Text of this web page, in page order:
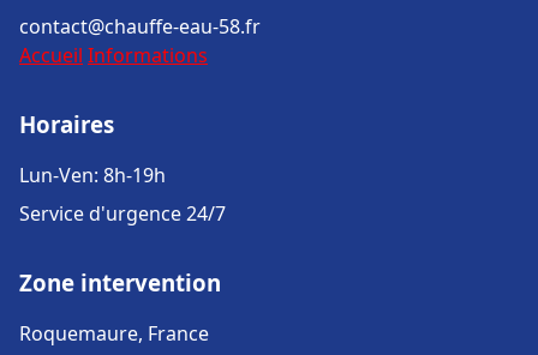
contact@chauffe-eau-58.fr
Accueil Informations
Horaires
Lun-Ven: 8h-19h
Service d'urgence 24/7
Zone intervention
Roquemaure, France